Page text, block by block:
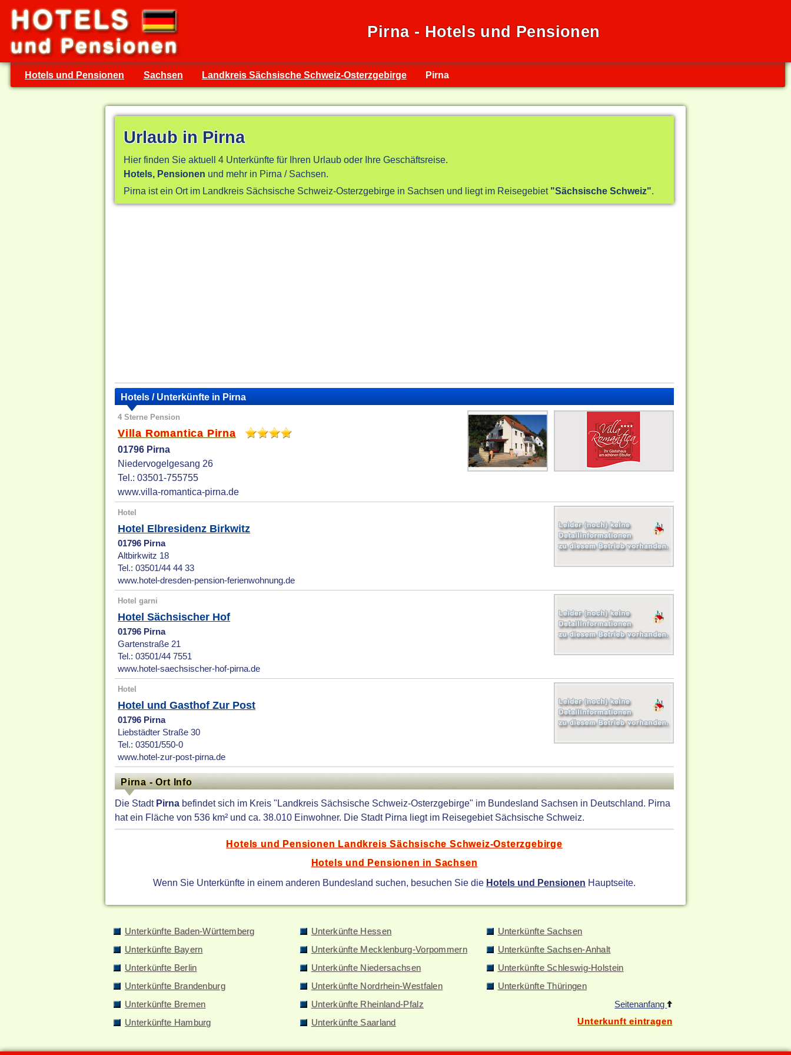
Pirna - Hotels und Pensionen
Hotels und Pensionen Sachsen Landkreis Sächsische Schweiz-Osterzgebirge Pirna
Urlaub in Pirna
Hier finden Sie aktuell 4 Unterkünfte für Ihren Urlaub oder Ihre Geschäftsreise.
Hotels, Pensionen und mehr in Pirna / Sachsen.
Pirna ist ein Ort im Landkreis Sächsische Schweiz-Osterzgebirge in Sachsen und liegt im Reisegebiet "Sächsische Schweiz"
Hotels / Unterkünfte in Pirna
4 Sterne Pension
Villa Romantica Pirna
01796 Pirna
Niedervogelgesang 26
Tel.: 03501-755755
www.villa-romantica-pirna.de
Hotel
Hotel Elbresidenz Birkwitz
01796 Pirna
Altbirkwitz 18
Tel.: 03501/44 44 33
www.hotel-dresden-pension-ferienwohnung.de
Hotel garni
Hotel Sächsischer Hof
01796 Pirna
Gartenstraße 21
Tel.: 03501/44 7551
www.hotel-saechsischer-hof-pirna.de
Hotel
Hotel und Gasthof Zur Post
01796 Pirna
Liebstädter Straße 30
Tel.: 03501/550-0
www.hotel-zur-post-pirna.de
Pirna - Ort Info
Die Stadt Pirna befindet sich im Kreis "Landkreis Sächsische Schweiz-Osterzgebirge" im Bundesland Sachsen in Deutschland. Pirna
hat ein Fläche von 536 km² und ca. 38.010 Einwohner. Die Stadt Pirna liegt im Reisegebiet Sächsische Schweiz.
Hotels und Pensionen Landkreis Sächsische Schweiz-Osterzgebirge
Hotels und Pensionen in Sachsen
Wenn Sie Unterkünfte in einem anderen Bundesland suchen, besuchen Sie die Hotels und Pensionen Hauptseite.
Unterkünfte Baden-Württemberg
Unterkünfte Bayern
Unterkünfte Berlin
Unterkünfte Brandenburg
Unterkünfte Bremen
Unterkünfte Hamburg
Unterkünfte Hessen
Unterkünfte Mecklenburg-Vorpommern
Unterkünfte Niedersachsen
Unterkünfte Nordrhein-Westfalen
Unterkünfte Rheinland-Pfalz
Unterkünfte Saarland
Unterkünfte Sachsen
Unterkünfte Sachsen-Anhalt
Unterkünfte Schleswig-Holstein
Unterkünfte Thüringen
Seitenanfang
Unterkunft eintragen